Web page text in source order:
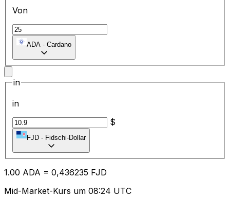
Von
ADA - Cardano
in
in
$
FJD - Fidschi-Dollar
1.00 ADA = 0,436235 FJD
Mid-Market-Kurs um 08:24 UTC